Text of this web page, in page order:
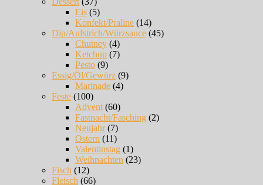
Eis (5)
Konfekt/Praline (14)
Dip/Aufstrich/Würzsauce (45)
Chutney (4)
Ketchup (7)
Pesto (9)
Essig/Öl/Gewürz (9)
Marinade (4)
Feste (100)
Advent (60)
Fastnacht/Fasching (2)
Neujahr(7)
Ostern (11)
Valentinstag (1)
Weihnachten (23)
Fisch (12)
Fleisch (66)